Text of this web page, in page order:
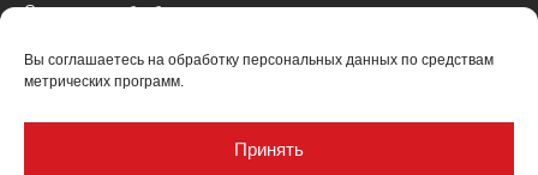
Вы соглашаетесь на обработку персональных данных по средствам
метрических программ.
Принять
Согласие на обработку персональных данных
Пользовательское соглашение (оферта)